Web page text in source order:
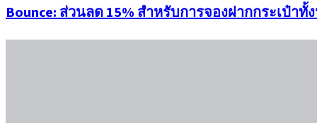
Bounce: ส่วนลด 15% สำหรับการจองฝากกระเป๋าทั้